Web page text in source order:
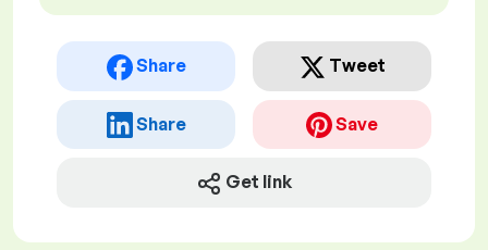
Share Tweet
Share Save
Get link